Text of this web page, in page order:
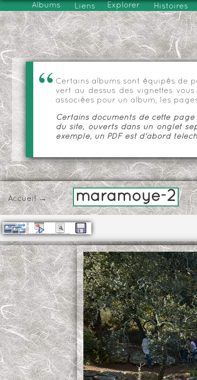
Albums Liens Explorer Histoires
Certains albums sont équipés de
vert au dessus des vignettes
associées pour un album, les
Certains documents de cette
du site, ouverts dans un onglet
exemple, un PDF est d'abord
Accueil→ maramoye-2